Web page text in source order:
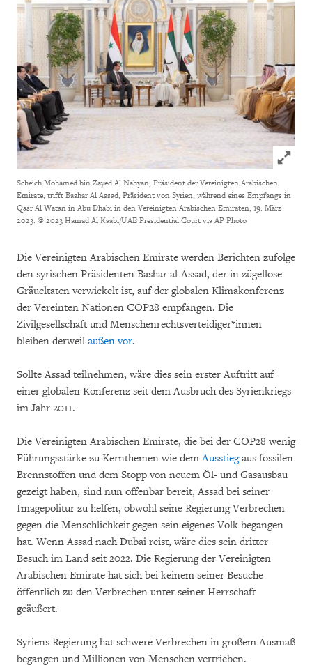
Click
Scheich Mohamed bin Zayed Al Nahyan, Präsident der Vereinigten Arabischen
Emirate, trifft Bashar Al Assad, Präsident von Syrien, während eines Empfangs in
Qasr Al Watan in Abu Dhabi in den Vereinigten Arabischen Emiraten, 19. März
2023. © 2023 Hamad Al Kaabi/UAE Presidential Court via AP Photo
Die Vereinigten Arabischen Emirate werden Berichten zufolge
den syrischen Präsidenten Bashar al-Assad, der in zügellose
Gräueltaten verwickelt ist, auf der globalen Klimakonferenz
der Vereinten Nationen COP28 empfangen. Die
Zivilgesellschaft und Menschenrechtsverteidiger*innen
bleiben derweil außen vor.
Sollte Assad teilnehmen, wäre dies sein erster Auftritt auf
einer globalen Konferenz seit dem Ausbruch des Syrienkriegs
im Jahr 2011.
Die Vereinigten Arabischen Emirate, die bei der COP28 wenig
Führungsstärke zu Kernthemen wie demAusstiegaus fossilen
Brennstoffen und dem Stopp von neuem Öl- und Gasausbau
gezeigt haben, sind nun offenbar bereit, Assad bei seiner
Imagepolitur zu helfen, obwohl seine Regierung Verbrechen
gegen die Menschlichkeit gegen sein eigenes Volk begangen
hat. Wenn Assad nach Dubai reist, wäre dies sein dritter
Besuch im Land seit 2022. Die Regierung der Vereinigten
Arabischen Emirate hat sich bei keinem seiner Besuche
öffentlich zu den Verbrechen unter seiner Herrschaft
geäußert.
Syriens Regierung hat schwere Verbrechen in großem Ausmaß
begangen und Millionen von Menschen vertrieben.